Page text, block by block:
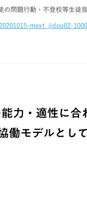
問題行動・不登校等生徒
mext_jidou02-
力・適性に
働モデルとし